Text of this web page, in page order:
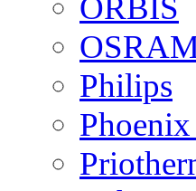
ORBIS
Philips